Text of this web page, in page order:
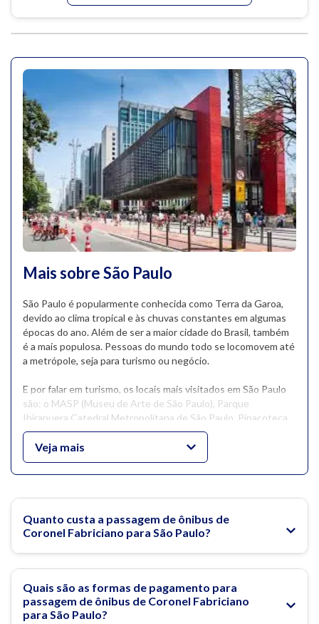
Mais sobre São Paulo
São Paulo é popularmente conhecida como Terra da Garoa,
devido ao clima tropical e às chuvas constantes em algumas
épocas do ano. Além de ser a maior cidade do Brasil, também
é a mais populosa. Pessoas do mundo todo se locomovem até
a metrópole, seja para turismo ou negócio.
E por falar em turismo, os locais mais visitados em São Paulo
são: o MASP (Museu de Arte de São Paulo), Parque
Ibirapuera,Catedral Metropolitana de São Paulo, Pinacoteca
de São Paulo, Mercado Municipal, Avenida Paulista aos
domingos, e claro, os principais bairros.
O bairro da Liberdade, de influência Japonesa, atrai muitos
comerciais da América Latina, lá você encontra de tudo um
pouco. A Vila Madalena, um dos bairros boêmios de São Paulo,
Janeiro para São Paulo com preços imperdíveis!
Veja mais
Quanto custa a passagem de ônibus de
Coronel Fabriciano para São Paulo?
Quais são as formas de pagamento para
passagem de ônibus de Coronel Fabriciano
para São Paulo?